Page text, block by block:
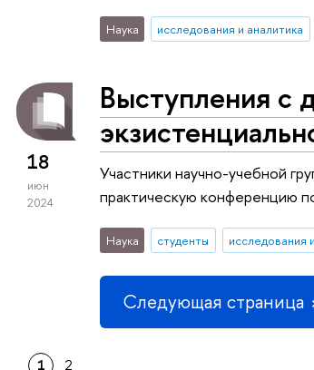
Наука исследования и аналитика
18
июн
2024
Выступления с
Участники научно-учебной
практическую конференцию
Наука студенты исследования
Следующая страница
1 2